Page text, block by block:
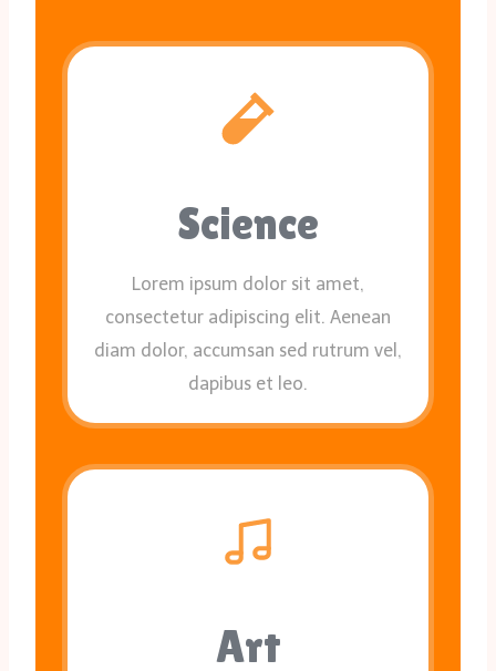
Science
Lorem ipsum dolor sit amet,
consectetur adipiscing elit. Aenean
diam dolor, accumsan sed rutrum vel,
dapibus et leo.
Art